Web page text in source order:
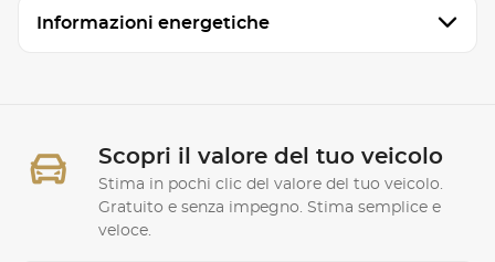
Informazioni energetiche
Scopri il valore del tuo veicolo
Stima in pochi clic del valore del tuo veicolo.
Gratuito e senza impegno. Stima semplice e
veloce.